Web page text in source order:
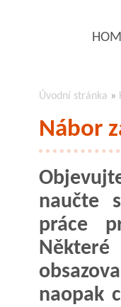
Úvodní stránka »
Nábor
naučte
práce
naopak